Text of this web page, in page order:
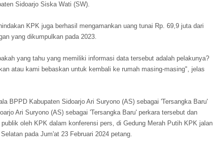
Sidoarjo Siska Wati (SW).
KPK juga berhasil mengamankan uang tunai Rp. 69,9 juta dari
yang dikumpulkan pada 2023.
yang tahu yang memiliki informasi data tersebut adalah pelakunya?
atau kami bebaskan untuk kembali ke rumah masing-masing", jelas
BPPD Kabupaten Sidoarjo Ari Suryono (AS) sebagai 'Tersangka Baru'
Ari Suryono (AS) sebagai 'Tersangka Baru' perkara tersebut dan
oleh KPK dalam konferensi pers, di Gedung Merah Putih KPK jalan
pada Jum'at 23 Februari 2024 petang.